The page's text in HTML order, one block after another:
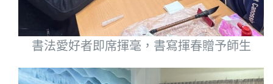
書法愛好者即席揮毫，書寫揮春贈予師生